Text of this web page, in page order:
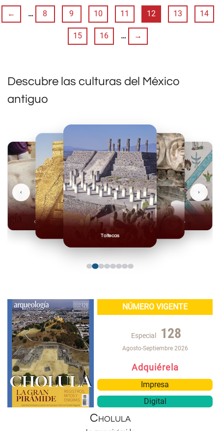
← … 8 9 10 11 12 13 14
15 16 … →
Descubre las culturas del México
antiguo
Toltecas
Mexicas
Olmecas
‹ ›
NÚMERO VIGENTE
Especial 128
Agosto-Septiembre 2026
Adquiérela
Impresa
Digital
Cholula